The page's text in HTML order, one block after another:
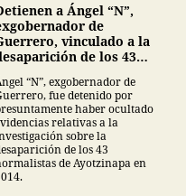
a Ángel “N”,
de
vinculado a la
de los 43
de
“N”, exgobernador de
fue detenido por
haber ocultado
relativas a la
sobre la
de los 43
de Ayotzinapa en